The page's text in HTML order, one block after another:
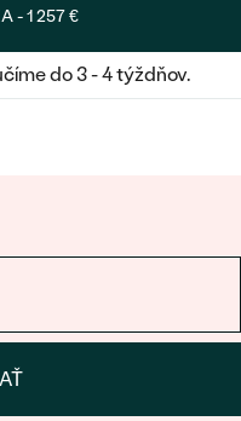
-1 257 €
do 3 - 4 týždňov.